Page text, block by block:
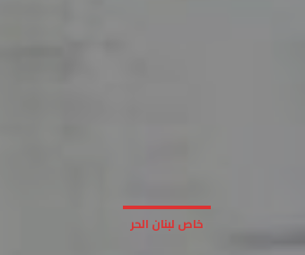
خاص لبنان الحر